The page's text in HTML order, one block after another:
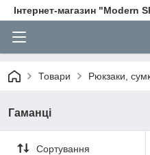
Інтернет-магазин "Modern
Товари Рюкзаки,
Гаманці
Сортування